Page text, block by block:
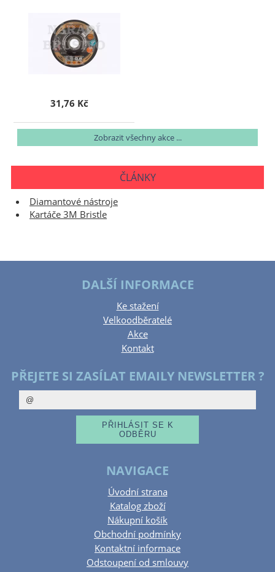
31,76 Kč
Zobrazit všechny akce ...
ČLÁNKY
Diamantové nástroje
Kartáče 3M Bristle
DALŠÍ INFORMACE
Ke stažení
Velkoodběratelé
Akce
Kontakt
PŘEJETE SI ZASÍLAT EMAILY NEWSLETTER ?
NAVIGACE
Úvodní strana
Katalog zboží
Nákupní košík
Obchodní podmínky
Kontaktní informace
Odstoupení od smlouvy